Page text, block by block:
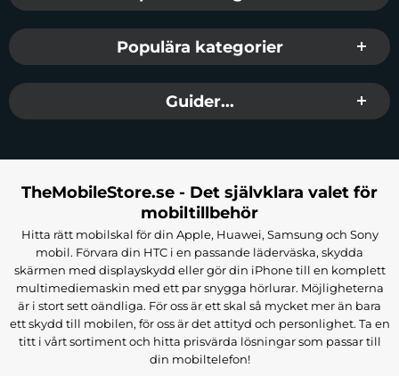
Populära kategorier
Guider...
TheMobileStore.se - Det självklara valet för
mobiltillbehör
Hitta rätt mobilskal för din Apple, Huawei, Samsung och Sony
mobil. Förvara din HTC i en passande läderväska, skydda
skärmen med displayskydd eller gör din iPhone till en komplett
multimediemaskin med ett par snygga hörlurar. Möjligheterna
är i stort sett oändliga. För oss är ett skal så mycket mer än bara
ett skydd till mobilen, för oss är det attityd och personlighet. Ta en
titt i vårt sortiment och hitta prisvärda lösningar som passar till
din mobiltelefon!